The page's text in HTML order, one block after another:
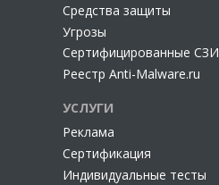
Cредства защиты
Угрозы
Сертифицированные СЗИ
Реестр Anti-Malware.ru
УСЛУГИ
Реклама
Сертификация
Индивидуальные тесты